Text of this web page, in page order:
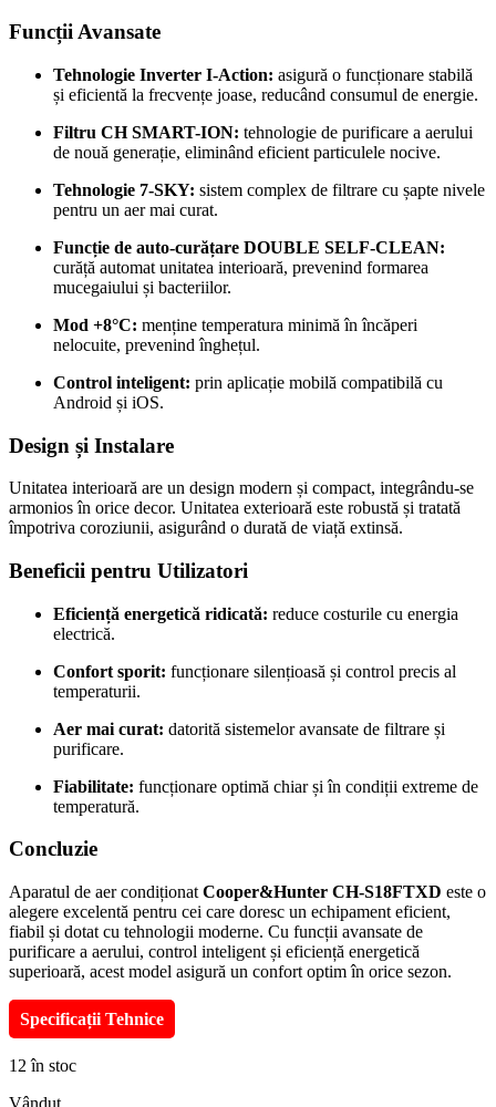
Funcții Avansate
Tehnologie Inverter I-Action: asigură o funcționare stabilă
și eficientă la frecvențe joase, reducând consumul de energie.
Filtru CH SMART-ION: tehnologie de purificare a aerului
de nouă generație, eliminând eficient particulele nocive.
Tehnologie 7-SKY: sistem complex de filtrare cu șapte nivele
pentru un aer mai curat.
Funcție de auto-curățare DOUBLE SELF-CLEAN:
curăță automat unitatea interioară, prevenind formarea
mucegaiului și bacteriilor.
Mod +8°C: menține temperatura minimă în încăperi
nelocuite, prevenind înghețul.
Control inteligent: prin aplicație mobilă compatibilă cu
Android și iOS.
Design și Instalare
Unitatea interioară are un design modern și compact, integrându-se
armonios în orice decor. Unitatea exterioară este robustă și tratată
împotriva coroziunii, asigurând o durată de viață extinsă.
Beneficii pentru Utilizatori
Eficiență energetică ridicată: reduce costurile cu energia
electrică.
Confort sporit: funcționare silențioasă și control precis al
temperaturii.
Aer mai curat: datorită sistemelor avansate de filtrare și
purificare.
Fiabilitate: funcționare optimă chiar și în condiții extreme de
temperatură.
Concluzie
Aparatul de aer condiționat Cooper&Hunter CH-S18FTXD este o
alegere excelentă pentru cei care doresc un echipament eficient,
fiabil și dotat cu tehnologii moderne. Cu funcții avansate de
purificare a aerului, control inteligent și eficiență energetică
superioară, acest model asigură un confort optim în orice sezon.
Specificații Tehnice
12 în stoc